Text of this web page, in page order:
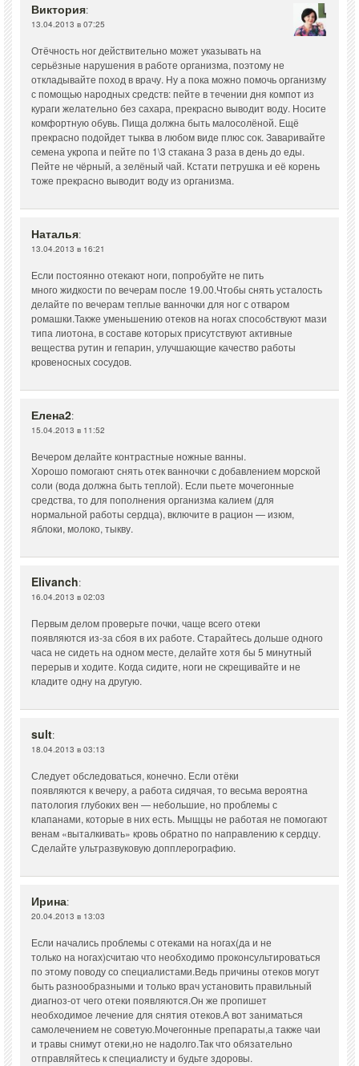
Виктория:
13.04.2013 в 07:25
Отёчность ног действительно может указывать на
серьёзные нарушения в работе организма, поэтому не
откладывайте поход в врачу. Ну а пока можно помочь организму
с помощью народных средств: пейте в течении дня компот из
кураги желательно без сахара, прекрасно выводит воду. Носите
комфортную обувь. Пища должна быть малосолёной. Ещё
прекрасно подойдет тыква в любом виде плюс сок. Заваривайте
семена укропа и пейте по 1\3 стакана 3 раза в день до еды.
Пейте не чёрный, а зелёный чай. Кстати петрушка и её корень
тоже прекрасно выводит воду из организма.
Наталья:
13.04.2013 в 16:21
Если постоянно отекают ноги, попробуйте не пить
много жидкости по вечерам после 19.00.Чтобы снять усталость
делайте по вечерам теплые ванночки для ног с отваром
ромашки.Также уменьшению отеков на ногах способствуют мази
типа лиотона, в составе которых присутствуют активные
вещества рутин и гепарин, улучшающие качество работы
кровеносных сосудов.
Елена2:
15.04.2013 в 11:52
Вечером делайте контрастные ножные ванны.
Хорошо помогают снять отек ванночки с добавлением морской
соли (вода должна быть теплой). Если пьете мочегонные
средства, то для пополнения организма калием (для
нормальной работы сердца), включите в рацион — изюм,
яблоки, молоко, тыкву.
Elivanch:
16.04.2013 в 02:03
Первым делом проверьте почки, чаще всего отеки
появляются из-за сбоя в их работе. Старайтесь дольше одного
часа не сидеть на одном месте, делайте хотя бы 5 минутный
перерыв и ходите. Когда сидите, ноги не скрещивайте и не
кладите одну на другую.
sult:
18.04.2013 в 03:13
Следует обследоваться, конечно. Если отёки
появляются к вечеру, а работа сидячая, то весьма вероятна
патология глубоких вен — небольшие, но проблемы с
клапанами, которые в них есть. Мыщцы не работая не помогают
венам «выталкивать» кровь обратно по направлению к сердцу.
Сделайте ультразвуковую допплерографию.
Ирина:
20.04.2013 в 13:03
Если начались проблемы с отеками на ногах(да и не
только на ногах)считаю что необходимо проконсультироваться
по этому поводу со специалистами.Ведь причины отеков могут
быть разнообразными и только врач установить правильный
диагноз-от чего отеки появляются.Он же пропишет
необходимое лечение для снятия отеков.А вот заниматься
самолечением не советую.Мочегонные препараты,а также чаи
и травы снимут отеки,но не надолго.Так что обязательно
отправляйтесь к специалисту и будьте здоровы.